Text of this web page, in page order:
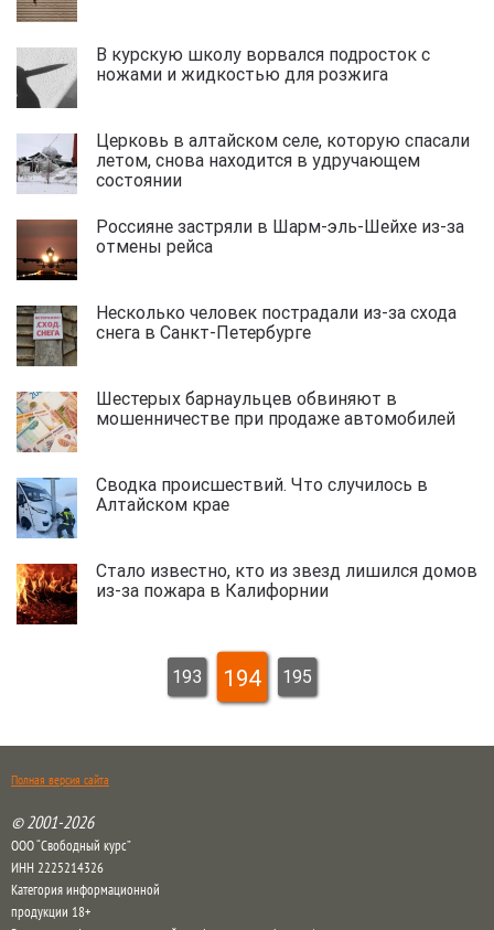
В курскую школу ворвался подросток с
ножами и жидкостью для розжига
Церковь в алтайском селе, которую спасали
летом, снова находится в удручающем
состоянии
Россияне застряли в Шарм-эль-Шейхе из-за
отмены рейса
Несколько человек пострадали из-за схода
снега в Санкт-Петербурге
Шестерых барнаульцев обвиняют в
мошенничестве при продаже автомобилей
Сводка происшествий. Что случилось в
Алтайском крае
Стало известно, кто из звезд лишился домов
из-за пожара в Калифорнии
193 194 195
Полная версия сайта
© 2001-2026
ООО “Свободный курс”
ИНН 2225214326
Категория информационной
продукции 18+